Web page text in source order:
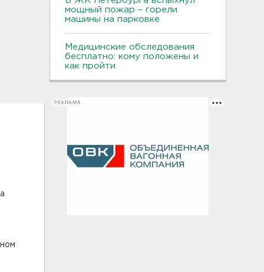
мощный пожар – горели
машины на парковке
Медицинские обследования
бесплатно: кому положены и
как пройти
РЕКЛАМА